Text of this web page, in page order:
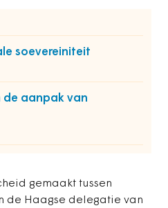
soevereiniteit
de aanpak van
gemaakt tussen
de Haagse delegatie van